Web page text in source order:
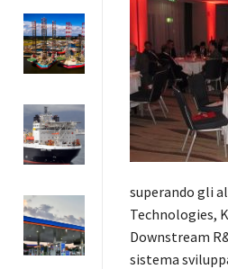
superando gli
Technologies,
Downstream
sistema